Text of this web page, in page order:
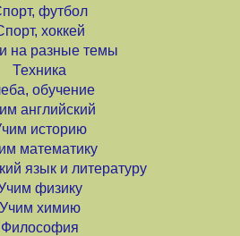
футбол
хоккей
на разные темы
Техника
обучение
английский
историю
математику
язык и литературу
физику
Учим химию
Философия